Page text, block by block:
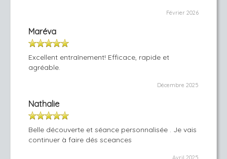
Février 2026
Maréva
Excellent entraînement! Efficace, rapide et
agréable.
Décembre 2025
Nathalie
Belle découverte et séance personnalisée . Je vais
continuer à faire dés sceances
Avril 2025